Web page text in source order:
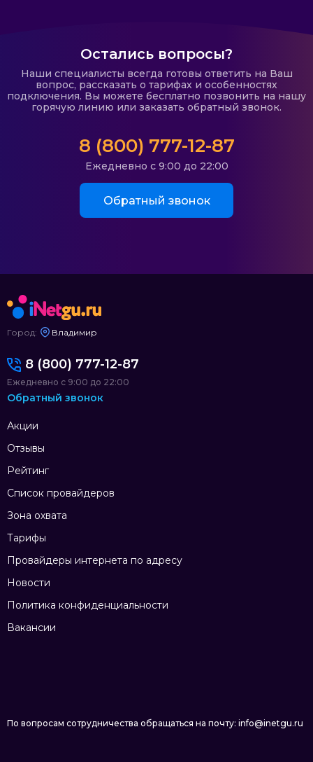
Остались вопросы?
Наши специалисты всегда готовы ответить на Ваш
вопрос, рассказать о тарифах и особенностях
подключения. Вы можете бесплатно позвонить на нашу
горячую линию или заказать обратный звонок.
8 (800) 777-12-87
Ежедневно с 9:00 до 22:00
Обратный звонок
Город: Владимир
Акции
Отзывы
Рейтинг
Список провайдеров
Зона охвата
Тарифы
Провайдеры интернета по адресу
Новости
Политика конфиденциальности
Вакансии
8 (800) 777-12-87
Ежедневно с 9:00 до 22:00
Обратный звонок
По вопросам сотрудничества обращаться на почту: info@inetgu.ru